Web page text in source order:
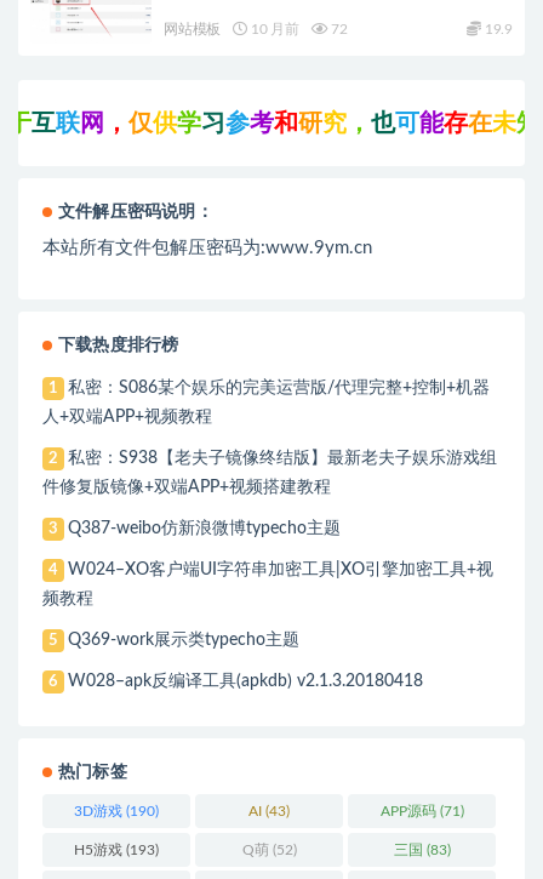
网站模板 10 月前 72 19.9
互联网， 仅供学习参考和研究， 也可能存在未知
文件解压密码说明：
本站所有文件包解压密码为:www.9ym.cn
下载热度排行榜
1
私密：S086某个娱乐的完美运营版/代理完整+控制+机器
人+双端APP+视频教程
2
私密：S938【老夫子镜像终结版】最新老夫子娱乐游戏组
件修复版镜像+双端APP+视频搭建教程
3 Q387-weibo仿新浪微博typecho主题
4
W024–XO客户端UI字符串加密工具|XO引擎加密工具+视
频教程
5 Q369-work展示类typecho主题
6 W028–apk反编译工具(apkdb) v2.1.3.20180418
热门标签
3D游戏 (190) AI (43) APP源码(71)
H5游戏 (193) Q萌(52) 三国 (83)